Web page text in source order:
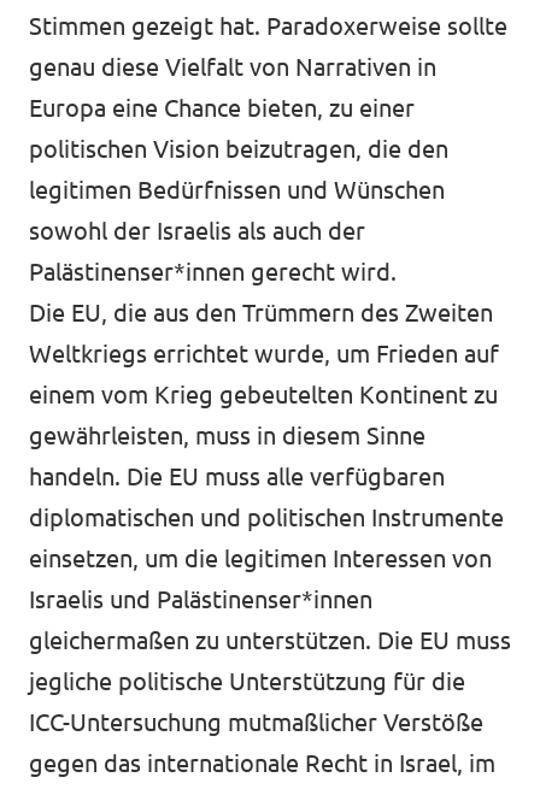
Stimmen gezeigt hat. Paradoxerweise sollte
genau diese Vielfalt von Narrativen in
Europa eine Chance bieten, zu einer
politischen Vision beizutragen, die den
legitimen Bedürfnissen und Wünschen
sowohl der Israelis als auch der
Palästinenser*innen gerecht wird.
Die EU, die aus den Trümmern des Zweiten
Weltkriegs errichtet wurde, um Frieden auf
einem vom Krieg gebeutelten Kontinent zu
gewährleisten, muss in diesem Sinne
handeln. Die EU muss alle verfügbaren
diplomatischen und politischen Instrumente
einsetzen, um die legitimen Interessen von
Israelis und Palästinenser*innen
gleichermaßen zu unterstützen. Die EU muss
jegliche politische Unterstützung für die
ICC-Untersuchung mutmaßlicher Verstöße
gegen das internationale Recht in Israel, im